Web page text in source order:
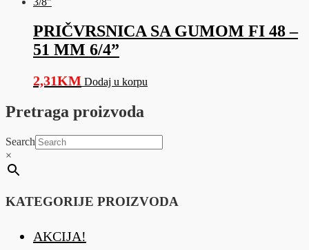
PRIČVRSNICA SA GUMOM FI 48 –
51 MM 6/4”
2,31KM Dodaj u korpu
Pretraga proizvoda
Search
×
KATEGORIJE PROIZVODA
AKCIJA!